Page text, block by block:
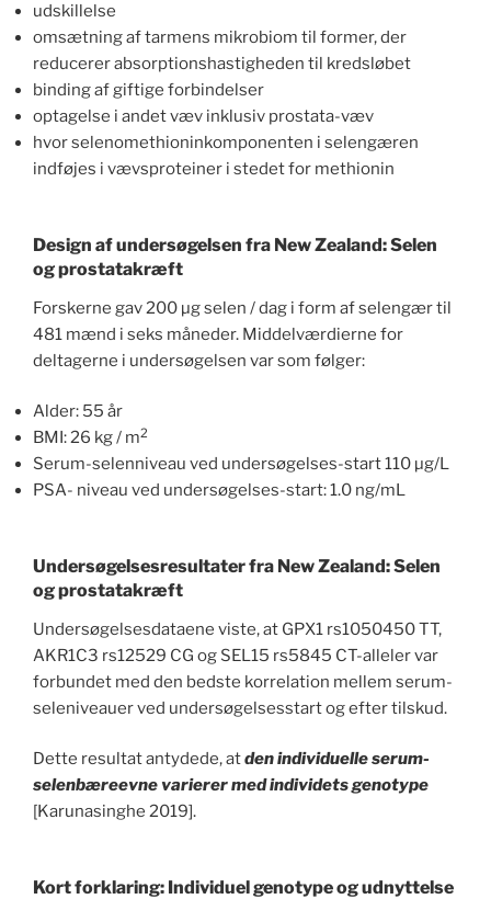
udskillelse
omsætning af tarmens mikrobiom til former, der
reducerer absorptionshastigheden til kredsløbet
binding af giftige forbindelser
optagelse i andet væv inklusiv prostata-væv
hvor selenomethioninkomponenten i selengæren
indføjes i vævsproteiner i stedet for methionin
Design af undersøgelsen fra New Zealand: Selen
og prostatakræft
Forskerne gav 200 µg selen / dag i form af selengær til
481 mænd i seks måneder. Middelværdierne for
deltagerne i undersøgelsen var som følger:
Alder: 55 år
BMI: 26 kg / m2
Serum-selenniveau ved undersøgelses-start 110 µg/L
PSA- niveau ved undersøgelses-start: 1.0 ng/mL
Undersøgelsesresultater fra New Zealand: Selen
og prostatakræft
Undersøgelsesdataene viste, at GPX1 rs1050450 TT,
AKR1C3 rs12529 CG og SEL15 rs5845 CT-alleler var
forbundet med den bedste korrelation mellem serum-
seleniveauer ved undersøgelsesstart og efter tilskud.
Dette resultat antydede, atden individuelle serum-
selenbæreevne varierer med individets genotype
[Karunasinghe 2019].
Kort forklaring: Individuel genotype og udnyttelse